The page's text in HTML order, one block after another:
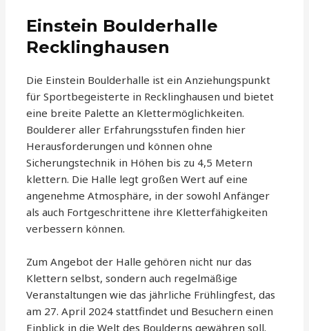
Einstein Boulderhalle
Recklinghausen
Die Einstein Boulderhalle ist ein Anziehungspunkt
für Sportbegeisterte in Recklinghausen und bietet
eine breite Palette an Klettermöglichkeiten.
Boulderer aller Erfahrungsstufen finden hier
Herausforderungen und können ohne
Sicherungstechnik in Höhen bis zu 4,5 Metern
klettern. Die Halle legt großen Wert auf eine
angenehme Atmosphäre, in der sowohl Anfänger
als auch Fortgeschrittene ihre Kletterfähigkeiten
verbessern können.
Zum Angebot der Halle gehören nicht nur das
Klettern selbst, sondern auch regelmäßige
Veranstaltungen wie das jährliche Frühlingfest, das
am 27. April 2024 stattfindet und Besuchern einen
Einblick in die Welt des Boulderns gewähren soll.